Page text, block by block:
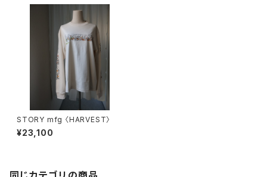
STORY mfg 〈HARVEST〉
¥23,100